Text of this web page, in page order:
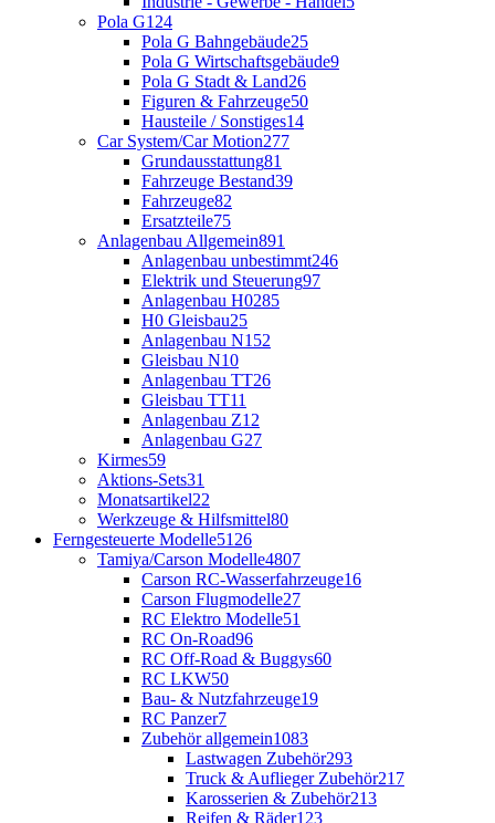
Pola G124
Pola G Bahngebäude25
Pola G Wirtschaftsgebäude9
Pola G Stadt & Land26
Figuren & Fahrzeuge50
Hausteile / Sonstiges14
Car System/Car Motion277
Grundausstattung81
Fahrzeuge Bestand39
Fahrzeuge82
Ersatzteile75
Anlagenbau Allgemein891
Anlagenbau unbestimmt246
Elektrik und Steuerung97
Anlagenbau H0285
H0 Gleisbau25
Anlagenbau N152
Gleisbau N10
Anlagenbau TT26
Gleisbau TT11
Anlagenbau Z12
Anlagenbau G27
Kirmes59
Aktions-Sets31
Monatsartikel22
Werkzeuge & Hilfsmittel80
Ferngesteuerte Modelle5126
Tamiya/Carson Modelle4807
Carson RC-Wasserfahrzeuge16
Carson Flugmodelle27
RC Elektro Modelle51
RC On-Road96
RC Off-Road & Buggys60
RC LKW50
Bau- & Nutzfahrzeuge19
RC Panzer7
Zubehör allgemein1083
Lastwagen Zubehör293
Truck & Auflieger Zubehör217
Karosserien & Zubehör213
Reifen & Räder123